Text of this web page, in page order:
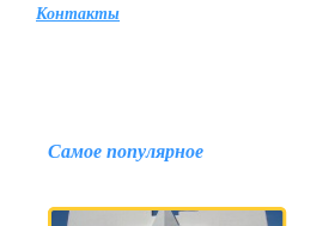
Контакты
Самое популярное